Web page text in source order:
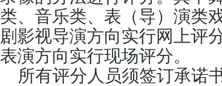
类、音乐类、表（导）演类
剧影视导演方向实行网上评
表演方向实行现场评分。
所有评分人员须签订承诺